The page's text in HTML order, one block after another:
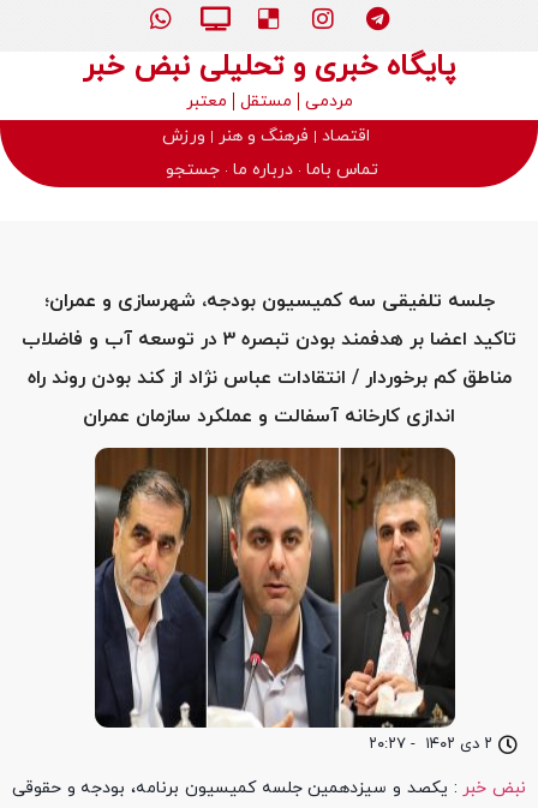
پایگاه خبری و تحلیلی نبض خبر
مردمی مستقل
معتبر
اقتصاد
فرهنگ و هنر
ورزش
تماس باما درباره ما جستجو
۲ دی ۱۴۰۲ - ۲۰:۲۷
جلسه تلفیقی سه کمیسیون بودجه، شهرسازی و عمران؛
تاکید اعضا بر هدفمند بودن تبصره ۳ در توسعه آب و فاضلاب
مناطق کم برخوردار / انتقادات عباس نژاد از کند بودن روند راه
اندازی کارخانه آسفالت و عملکرد سازمان عمران
نبض خبر : یکصد و سیزدهمین جلسه کمیسیون برنامه، بودجه و حقوقی